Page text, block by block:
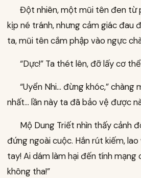
Đột nhiên, một mũi tên đen từ
kịp né tránh, nhưng cảm giác đau
ta, mũi tên cắm phập vào ngực
“Dực!” Ta thét lên, đỡ lấy cơ
“Uyển Nhi… đừng khóc,”
nhất… lần này ta đã bảo vệ được
Mộ Dung Triết nhìn thấy cảnh
đứng ngoài cuộc. Hắn rút kiếm,
tay! Ai dám làm hại đến tính
không tha!”